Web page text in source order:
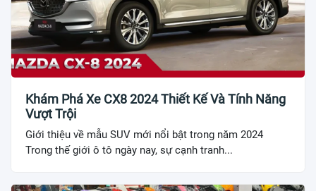
Khám Phá Xe CX8 2024 Thiết Kế Và Tính Năng
Vượt Trội
Giới thiệu về mẫu SUV mới nổi bật trong năm 2024
Trong thế giới ô tô ngày nay, sự cạnh tranh...